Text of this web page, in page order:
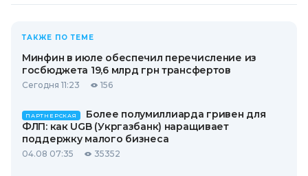
ТАКЖЕ ПО ТЕМЕ
Минфин в июле обеспечил перечисление из
госбюджета 19,6 млрд грн трансфертов
Сегодня 11:23 156
ПАРТНЕРСКАЯ
Более полумиллиарда гривен для
ФЛП: как UGB (Укргазбанк) наращивает
поддержку малого бизнеса
04.08 07:35 35352